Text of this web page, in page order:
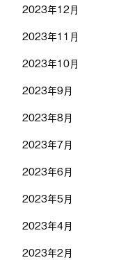
2023年12月
2023年11月
2023年10月
2023年9月
2023年8月
2023年7月
2023年6月
2023年5月
2023年4月
2023年2月